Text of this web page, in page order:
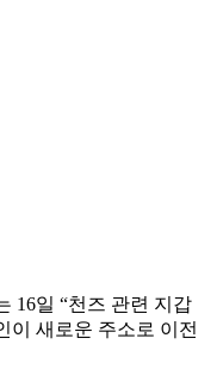
16일 “천즈 관련 지갑
이 새로운 주소로 이전